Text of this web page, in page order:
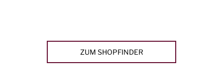
ZUM SHOPFINDER